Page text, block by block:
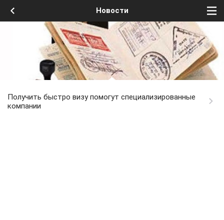
Новости
Получить быстро визу помогут специализированные
компании